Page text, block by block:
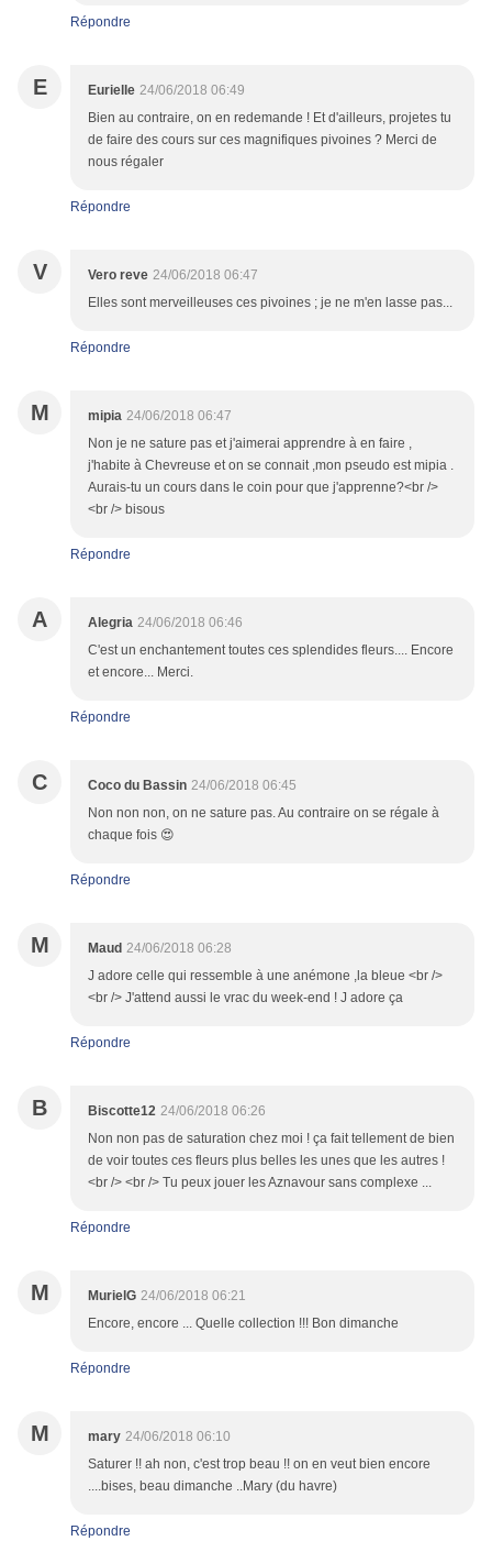
Répondre
E Eurielle 24/06/2018 06:49
Bien au contraire, on en redemande ! Et d'ailleurs, projetes tu
de faire des cours sur ces magnifiques pivoines ? Merci de
nous régaler
Répondre
V Vero reve 24/06/2018 06:47
Elles sont merveilleuses ces pivoines ; je ne m'en lasse pas...
Répondre
M mipia 24/06/2018 06:47
Non je ne sature pas et j'aimerai apprendre à en faire ,
j'habite à Chevreuse et on se connait ,mon pseudo est mipia .
Aurais-tu un cours dans le coin pour que j'apprenne?<br />
<br /> bisous
Répondre
A Alegria 24/06/2018 06:46
C'est un enchantement toutes ces splendides fleurs.... Encore
et encore... Merci.
Répondre
C Coco du Bassin 24/06/2018 06:45
Non non non, on ne sature pas. Au contraire on se régale à
chaque fois 😍
Répondre
M Maud 24/06/2018 06:28
J adore celle qui ressemble à une anémone ,la bleue <br />
<br /> J'attend aussi le vrac du week-end ! J adore ça
Répondre
B Biscotte12 24/06/2018 06:26
Non non pas de saturation chez moi ! ça fait tellement de bien
de voir toutes ces fleurs plus belles les unes que les autres !
<br /> <br /> Tu peux jouer les Aznavour sans complexe ...
Répondre
M MurielG 24/06/2018 06:21
Encore, encore ... Quelle collection !!! Bon dimanche
Répondre
M mary 24/06/2018 06:10
Saturer !! ah non, c'est trop beau !! on en veut bien encore
....bises, beau dimanche ..Mary (du havre)
Répondre